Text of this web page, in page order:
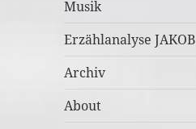
Musik
Erzählanalyse JAKOB
Archiv
About